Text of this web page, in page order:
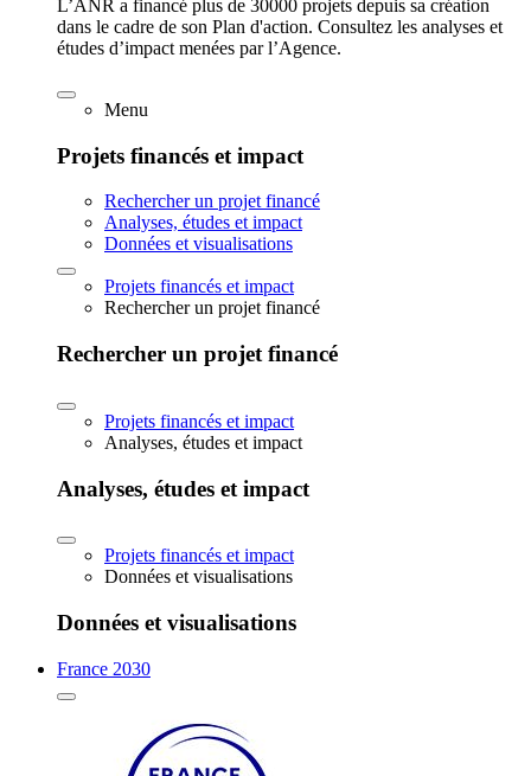
L’ANR a financé plus de 30000 projets depuis sa création
dans le cadre de son Plan d'action. Consultez les analyses et
études d’impact menées par l’Agence.
Menu
Projets financés et impact
Rechercher un projet financé
Analyses, études et impact
Données et visualisations
Projets financés et impact
Rechercher un projet financé
Rechercher un projet financé
Projets financés et impact
Analyses, études et impact
Analyses, études et impact
Projets financés et impact
Données et visualisations
Données et visualisations
France 2030